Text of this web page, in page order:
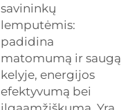
savininkų
lemputėmis:
padidina
matomumą ir saugą
kelyje, energijos
efektyvumą bei